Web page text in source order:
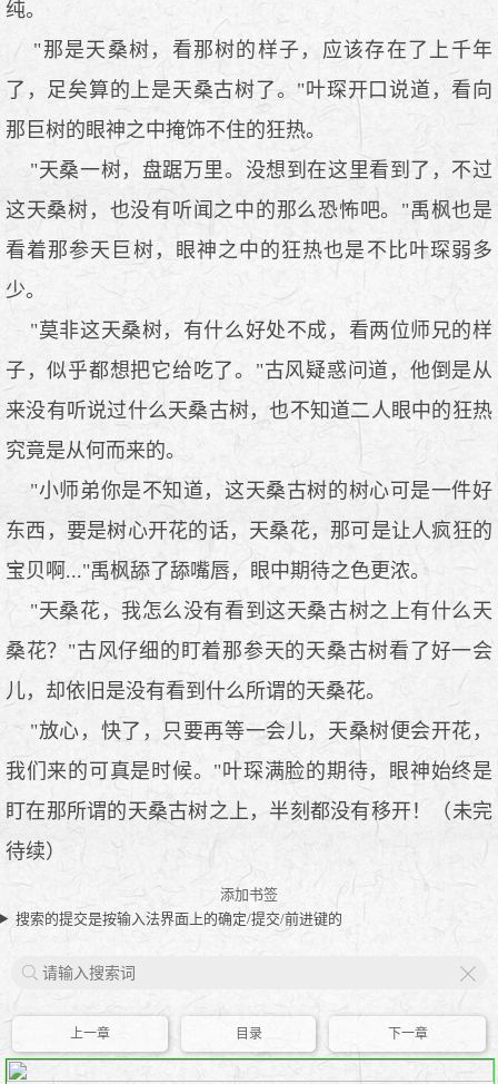
纯。
"那是天桑树，看那树的样子，应该存在了上千年
了，足矣算的上是天桑古树了。"叶琛开口说道，看向
那巨树的眼神之中掩饰不住的狂热。
"天桑一树，盘踞万里。没想到在这里看到了，不过
这天桑树，也没有听闻之中的那么恐怖吧。"禹枫也是
看着那参天巨树，眼神之中的狂热也是不比叶琛弱多
少。
"莫非这天桑树，有什么好处不成，看两位师兄的样
子，似乎都想把它给吃了。"古风疑惑问道，他倒是从
来没有听说过什么天桑古树，也不知道二人眼中的狂热
究竟是从何而来的。
"小师弟你是不知道，这天桑古树的树心可是一件好
东西，要是树心开花的话，天桑花，那可是让人疯狂的
宝贝啊..."禹枫舔了舔嘴唇，眼中期待之色更浓。
"天桑花，我怎么没有看到这天桑古树之上有什么天
桑花？"古风仔细的盯着那参天的天桑古树看了好一会
儿，却依旧是没有看到什么所谓的天桑花。
"放心，快了，只要再等一会儿，天桑树便会开花，
我们来的可真是时候。"叶琛满脸的期待，眼神始终是
盯在那所谓的天桑古树之上，半刻都没有移开！（未完
待续）
添加书签
搜索的提交是按输入法界面上的确定/提交/前进键的
上一章 目录 下一章